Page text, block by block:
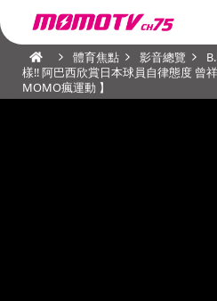
體育焦點 影音總覽
樣!! 阿巴西欣賞日本球員自律態度 曾
MOMO瘋運動 】